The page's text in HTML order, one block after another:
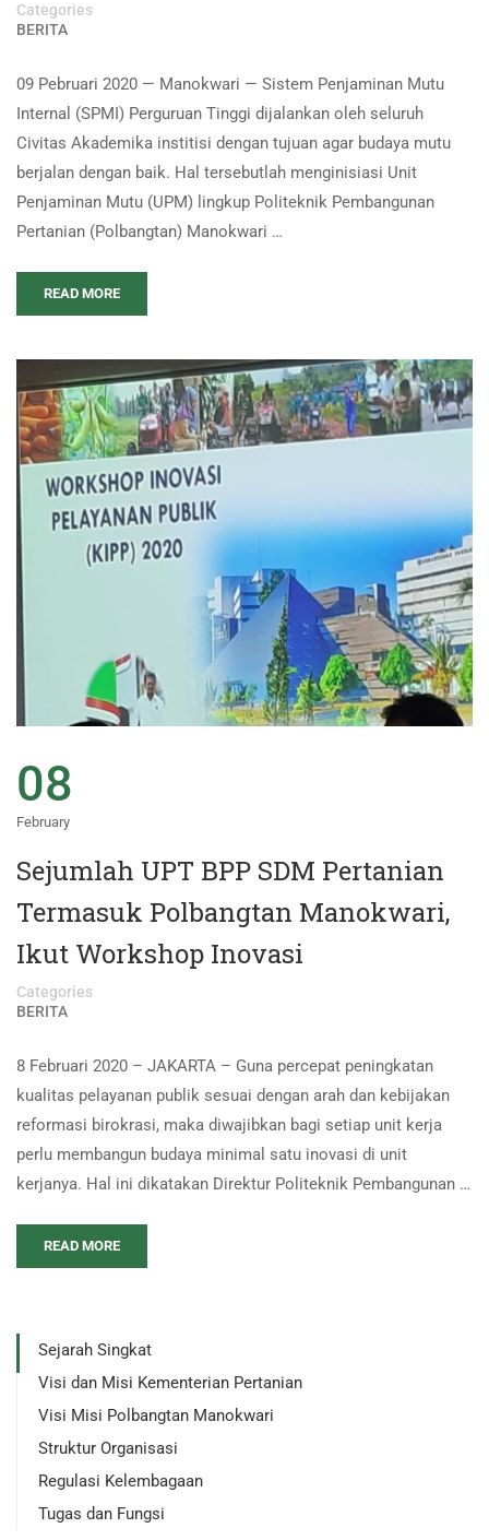
Categories
BERITA
09 Pebruari 2020 — Manokwari — Sistem Penjaminan Mutu
Internal (SPMI) Perguruan Tinggi dijalankan oleh seluruh
Civitas Akademika institisi dengan tujuan agar budaya mutu
berjalan dengan baik. Hal tersebutlah menginisiasi Unit
Penjaminan Mutu (UPM) lingkup Politeknik Pembangunan
Pertanian (Polbangtan) Manokwari …
READ MORE
08
February
Sejumlah UPT BPP SDM Pertanian
Termasuk Polbangtan Manokwari,
Ikut Workshop Inovasi
Categories
BERITA
8 Februari 2020 – JAKARTA – Guna percepat peningkatan
kualitas pelayanan publik sesuai dengan arah dan kebijakan
reformasi birokrasi, maka diwajibkan bagi setiap unit kerja
perlu membangun budaya minimal satu inovasi di unit
kerjanya. Hal ini dikatakan Direktur Politeknik Pembangunan …
READ MORE
Sejarah Singkat
Visi dan Misi Kementerian Pertanian
Visi Misi Polbangtan Manokwari
Struktur Organisasi
Regulasi Kelembagaan
Tugas dan Fungsi